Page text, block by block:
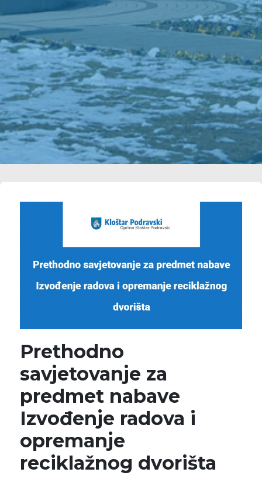
Prethodno
savjetovanje za
predmet nabave
Izvođenje radova i
opremanje
reciklažnog dvorišta